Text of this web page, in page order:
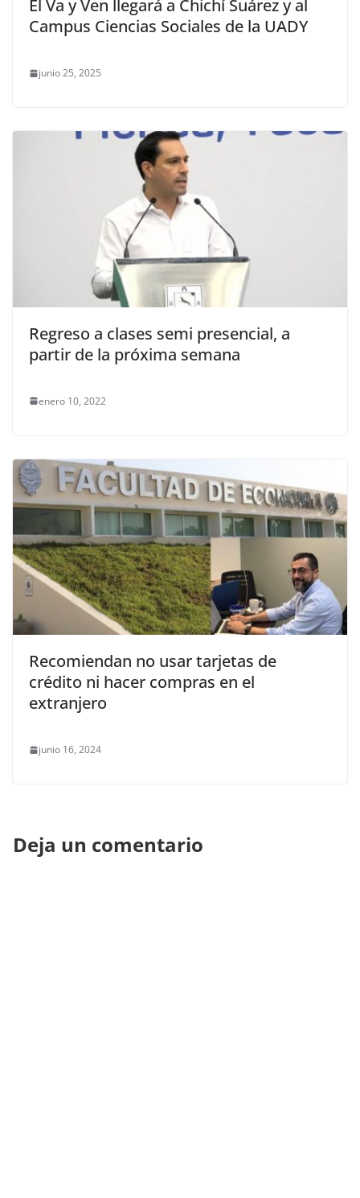
El Va y Ven llegará a Chichí Suárez y al
Campus Ciencias Sociales de la UADY
junio 25, 2025
Regreso a clases semi presencial, a
partir de la próxima semana
enero 10, 2022
Recomiendan no usar tarjetas de
crédito ni hacer compras en el
extranjero
junio 16, 2024
Deja un comentario